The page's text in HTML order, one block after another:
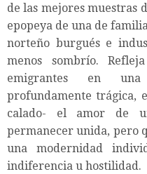
de las mejores muestras
epopeya de una de
norteño burgués e
menos sombrío.
emigrantes en
profundamente trágica,
calado- el amor de
permanecer unida, pero
una modernidad
indiferencia u hostilidad.